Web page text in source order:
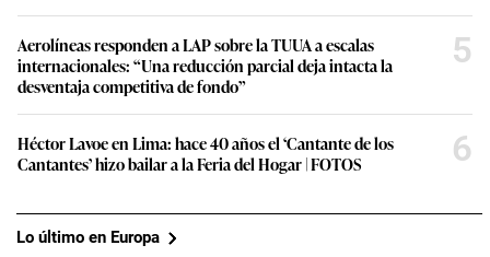
Aerolíneas responden a LAP sobre la TUUA a escalas
internacionales: “Una reducción parcial deja intacta la
desventaja competitiva de fondo”
5
Héctor Lavoe en Lima: hace 40 años el ‘Cantante de los
Cantantes’ hizo bailar a la Feria del Hogar | FOTOS
6
Lo último en Europa